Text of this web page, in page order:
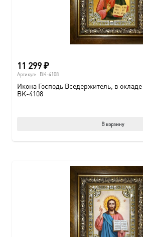
11 299₽
Артикул: BK-4108
Икона Господь Вседержитель, в окладе
BK-4108
В корзину